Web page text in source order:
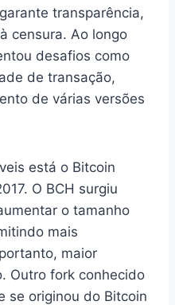
transparência,
censura. Ao longo
desafios como
de transação,
de várias versões
está o Bitcoin
O BCH surgiu
o tamanho
mais
maior
Outro fork conhecido
se originou do Bitcoin